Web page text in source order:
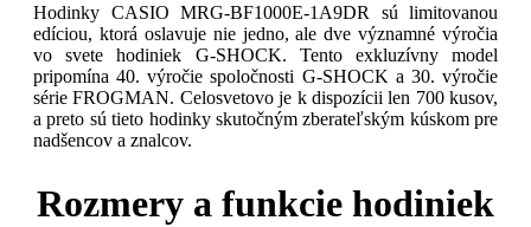
Hodinky CASIO MRG-BF1000E-1A9DR sú limitovanou
edíciou, ktorá oslavuje nie jedno, ale dve významné výročia
vo svete hodiniek G-SHOCK. Tento exkluzívny model
pripomína 40. výročie spoločnosti G-SHOCK a 30. výročie
série FROGMAN. Celosvetovo je k dispozícii len 700 kusov,
a preto sú tieto hodinky skutočným zberateľským kúskom pre
nadšencov a znalcov.
Rozmery a funkcie hodiniek